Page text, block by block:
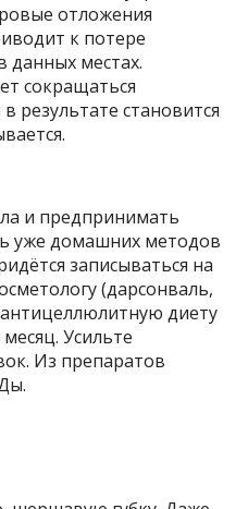
отложения
к потере
данных местах.
сокращаться
результате становится
и предпринимать
уже домашних методов
записываться на
(дарсонваль,
диету
Усильте
Из препаратов